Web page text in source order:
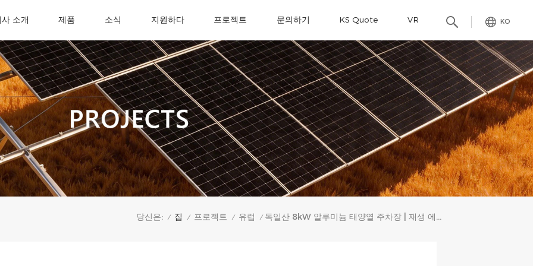
KO
소개 제품 소식 지원하다 프로젝트 문의하기 KS Quote VR
당신은: / 집 / 프로젝트 / 유럽 / 독일산 8kW 알루미늄 태양열 주차장 | 재생 에너지 및 지속 가능한 주차 솔루션